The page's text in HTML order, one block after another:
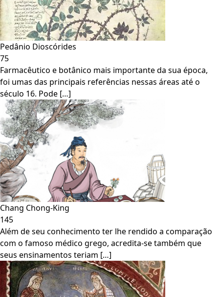
Pedânio Dioscórides
75
Farmacêutico e botânico mais importante da sua época,
foi umas das principais referências nessas áreas até o
século 16. Pode […]
Chang Chong-King
145
Além de seu conhecimento ter lhe rendido a comparação
com o famoso médico grego, acredita-se também que
seus ensinamentos teriam […]